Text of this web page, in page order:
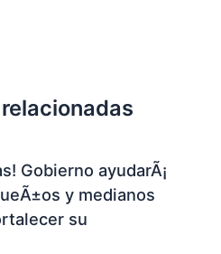
Gobierno ayudarÃ¡
y medianos
su